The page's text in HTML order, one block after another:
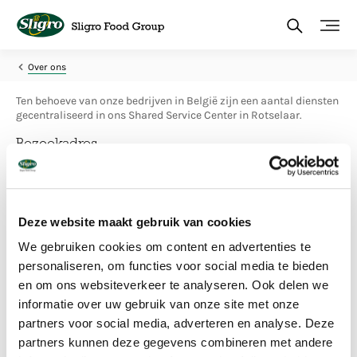
Deze website maakt gebruik van cookies
We gebruiken cookies om content en advertenties te
personaliseren, om functies voor social media te bieden
en om ons websiteverkeer te analyseren. Ook delen we
informatie over uw gebruik van onze site met onze
partners voor social media, adverteren en analyse. Deze
partners kunnen deze gegevens combineren met andere
naar
inhoudOver ons
Ten behoeve van onze bedrijven in België zijn een aantal diensten
gecentraliseerd in ons Shared Service Center in Rotselaar.
Bezoekadres
Wingepark 10
3110 Rotselaar – België
Onderstaande diensten zijn bereikbaar via deze e-mailadressen:
Aankoop
aankoopfood@sligro.be
aankoopnon-food@sligro.be